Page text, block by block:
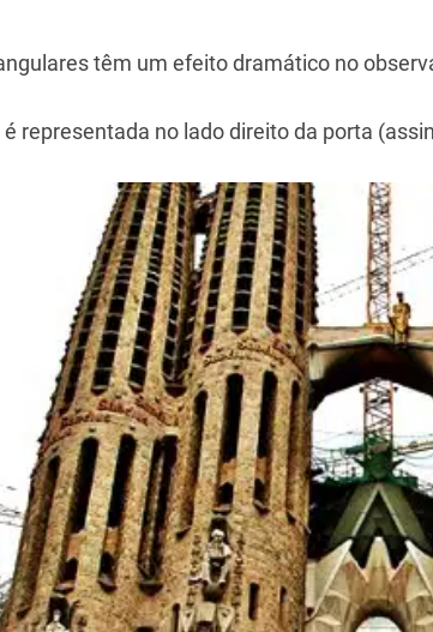
têm um efeito dramático no
representada no lado direito da porta